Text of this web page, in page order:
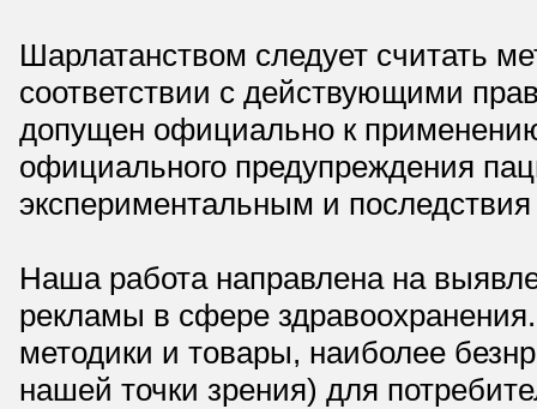
Шарлатанством следует считать
соответствии с действующими
допущен официально к
официального предупреждения
экспериментальным и
Наша работа направлена на
рекламы в сфере
методики и товары, наиболее
нашей точки зрения) для